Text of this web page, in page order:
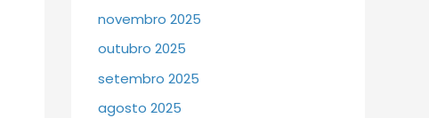
novembro 2025
outubro 2025
setembro 2025
agosto 2025